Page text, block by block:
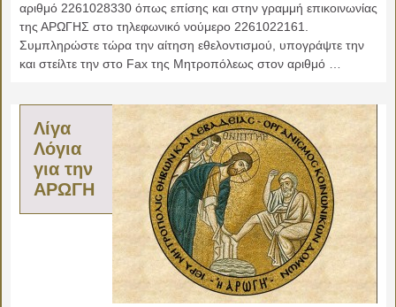
αριθμό 2261028330 όπως επίσης και στην γραμμή επικοινωνίας
της ΑΡΩΓΗΣ στο τηλεφωνικό νούμερο 2261022161.
Συμπληρώστε τώρα την αίτηση εθελοντισμού, υπογράψτε την
και στείλτε την στο Fax της Μητροπόλεως στον αριθμό …
Λίγα
Λόγια
για την
ΑΡΩΓΗ